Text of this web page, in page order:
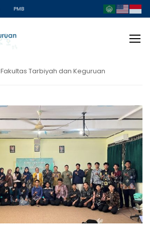
PMB
Fakultas Tarbiyah dan Keguruan